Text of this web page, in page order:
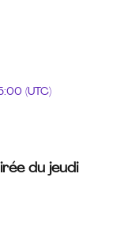
(UTC)
du jeudi